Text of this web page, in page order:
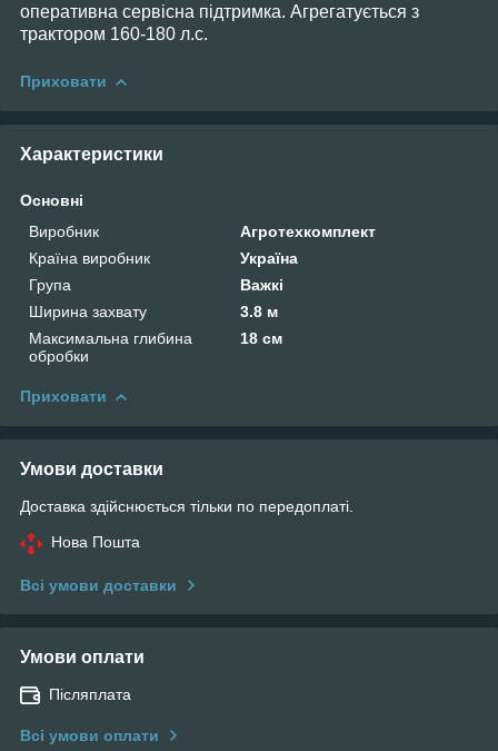
оперативна сервісна підтримка. Агрегатується з
трактором 160-180 л.с.
Приховати
Характеристики
Основні
Виробник
Агротехкомплект
Країна виробник
Україна
Група
Важкі
Ширина захвату
3.8 м
Максимальна глибина
обробки
18 см
Приховати
Умови доставки
Доставка здійснюється тільки по передоплаті.
Нова Пошта
Всі умови доставки
Умови оплати
Післяплата
Всі умови оплати